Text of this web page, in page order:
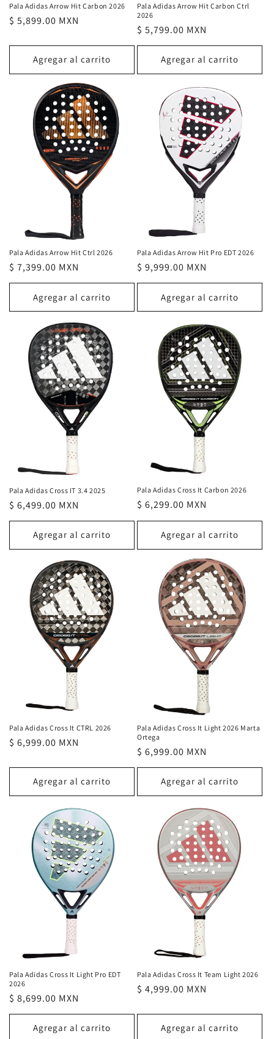
Pala Adidas Arrow Hit Carbon 2026
Precio
$ 5,899.00 MXN
Agregar al carrito
Pala Adidas Arrow Hit Carbon Ctrl
2026
Precio
habitual
$ 5,799.00 MXN
Agregar al carrito
Pala Adidas Arrow Hit Ctrl 2026
Precio
habitual
$ 7,399.00 MXN
Agregar al carrito
Pala Adidas Arrow Hit Pro EDT 2026
Precio
habitual
$ 9,999.00 MXN
Agregar al carrito
Pala Adidas Cross IT 3.4 2025
Precio
habitual
$ 6,499.00 MXN
Agregar al carrito
Pala Adidas Cross It Carbon 2026
Precio
habitual
$ 6,299.00 MXN
Agregar al carrito
Pala Adidas Cross It CTRL 2026
Precio
$ 6,999.00 MXN
Agregar al carrito
Pala Adidas Cross It Light 2026 Marta
Ortega
Precio
habitual
$ 6,999.00 MXN
Agregar al carrito
Pala Adidas Cross It Light Pro EDT
2026
Precio
habitual
$ 8,699.00 MXN
Agregar al carrito
Pala Adidas Cross It Team Light 2026
Precio
$ 4,999.00 MXN
Agregar al carrito